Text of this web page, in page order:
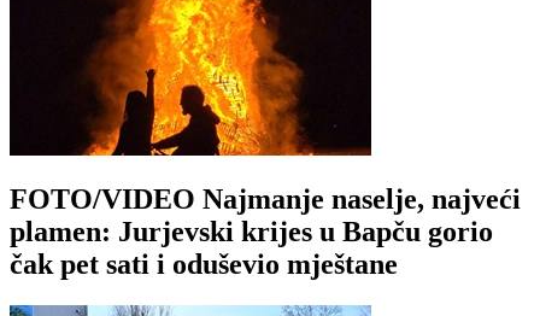
FOTO/VIDEO Najmanje naselje, najveći
plamen: Jurjevski krijes u Bapču gorio
čak pet sati i oduševio mještane